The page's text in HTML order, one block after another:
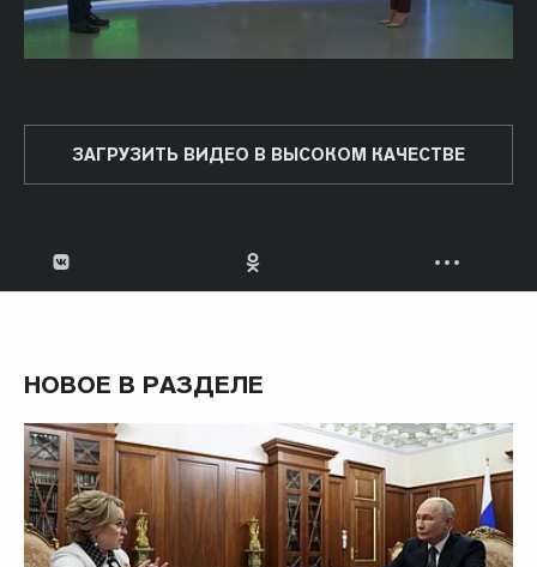
ЗАГРУЗИТЬ ВИДЕО В ВЫСОКОМ КАЧЕСТВЕ
НОВОЕ В РАЗДЕЛЕ